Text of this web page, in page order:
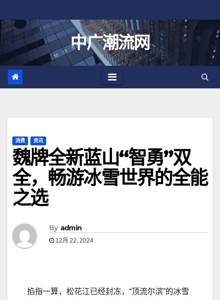
至
中广潮流网
消费 资讯
魏牌全新蓝山“智勇”双
全，畅游冰雪世界的全能
之选
By admin
12月 22, 2024
掐指一算，松花江已经封冻，“顶流尔滨”的冰雪